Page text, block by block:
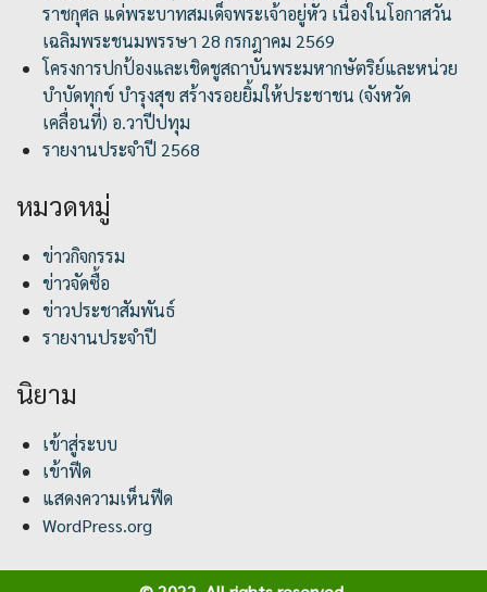
ราชกุศล แด่พระบาทสมเด็จพระเจ้าอยู่หัว เนื่องในโอกาสวัน
เฉลิมพระชนมพรรษา 28 กรกฎาคม 2569
โครงการปกป้องและเชิดชูสถาบันพระมหากษัตริย์และหน่วย
บำบัดทุกข์ บำรุงสุข สร้างรอยยิ้มให้ประชาชน (จังหวัด
เคลื่อนที่) อ.วาปีปทุม
รายงานประจำปี 2568
หมวดหมู่
ข่าวกิจกรรม
ข่าวจัดซื้อ
ข่าวประชาสัมพันธ์
รายงานประจำปี
นิยาม
เข้าสู่ระบบ
เข้าฟีด
แสดงความเห็นฟีด
WordPress.org